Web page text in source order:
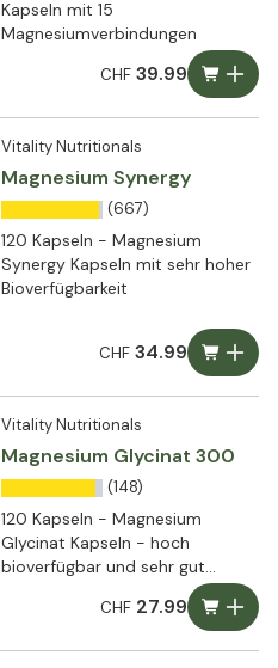
Kapseln mit 15
Magnesiumverbindungen
CHF39.99
Vitality Nutritionals
Magnesium Synergy
(667)
120 Kapseln - Magnesium
Synergy Kapseln mit sehr hoher
Bioverfügbarkeit
CHF34.99
Vitality Nutritionals
Magnesium Glycinat 300
(148)
120 Kapseln - Magnesium
Glycinat Kapseln - hoch
bioverfügbar und sehr gut
CHF27.99